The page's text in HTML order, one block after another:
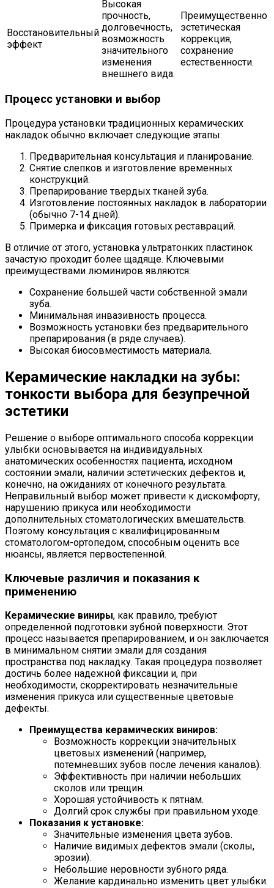
Восстановительный
эффект
Высокая
прочность,
долговечность,
возможность
значительного
изменения
внешнего вида.
Преимущественно
эстетическая
коррекция,
сохранение
естественности.
Процесс установки и выбор
Процедура установки традиционных керамических
накладок обычно включает следующие этапы:
Предварительная консультация и планирование.
Снятие слепков и изготовление временных
конструкций.
Препарирование твердых тканей зуба.
Изготовление постоянных накладок в лаборатории
(обычно 7-14 дней).
Примерка и фиксация готовых реставраций.
В отличие от этого, установка ультратонких пластинок
зачастую проходит более щадяще. Ключевыми
преимуществами люминиров являются:
Сохранение большей части собственной эмали
зуба.
Минимальная инвазивность процесса.
Возможность установки без предварительного
препарирования (в ряде случаев).
Высокая биосовместимость материала.
Керамические накладки на зубы:
тонкости выбора для безупречной
эстетики
Решение о выборе оптимального способа коррекции
улыбки основывается на индивидуальных
анатомических особенностях пациента, исходном
состоянии эмали, наличии эстетических дефектов и,
конечно, на ожиданиях от конечного результата.
Неправильный выбор может привести к дискомфорту,
нарушению прикуса или необходимости
дополнительных стоматологических вмешательств.
Поэтому консультация с квалифицированным
стоматологом-ортопедом, способным оценить все
нюансы, является первостепенной.
Ключевые различия и показания к
применению
Керамические виниры, как правило, требуют
определенной подготовки зубной поверхности. Этот
процесс называется препарированием, и он заключается
в минимальном снятии эмали для создания
пространства под накладку. Такая процедура позволяет
достичь более надежной фиксации и, при
необходимости, скорректировать незначительные
изменения прикуса или существенные цветовые
дефекты.
Преимущества керамических виниров:
Возможность коррекции значительных
цветовых изменений (например,
потемневших зубов после лечения каналов).
Эффективность при наличии небольших
сколов или трещин.
Хорошая устойчивость к пятнам.
Долгий срок службы при правильном уходе.
Показания к установке:
Значительные изменения цвета зубов.
Наличие видимых дефектов эмали (сколы,
эрозии).
Небольшие неровности зубного ряда.
Желание кардинально изменить цвет улыбки.